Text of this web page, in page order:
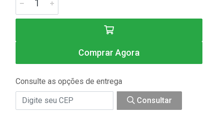
Comprar Agora
Consulte as opções de entrega
Consultar